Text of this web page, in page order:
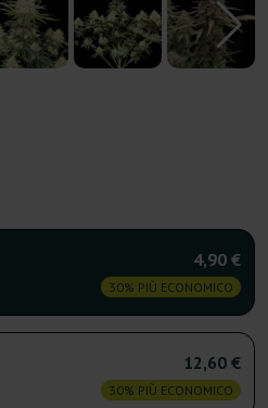
4,90 €
30% PIÙ ECONOMICO
12,60 €
30% PIÙ ECONOMICO